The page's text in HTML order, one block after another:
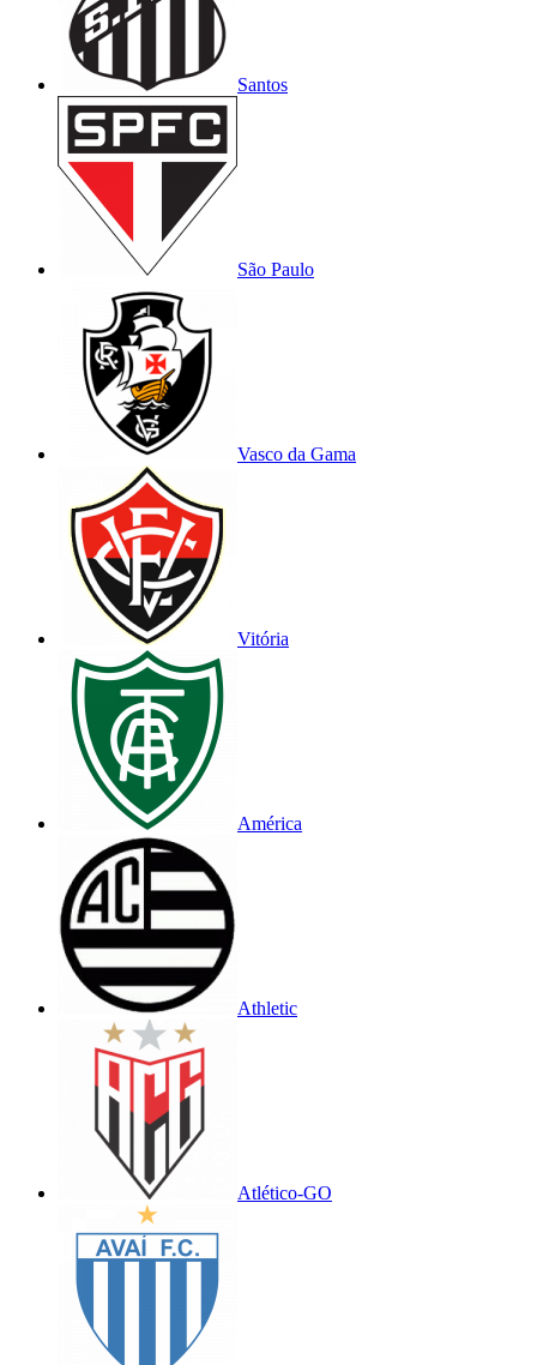
Santos
São Paulo
Vasco da Gama
Vitória
América
Athletic
Atlético-GO